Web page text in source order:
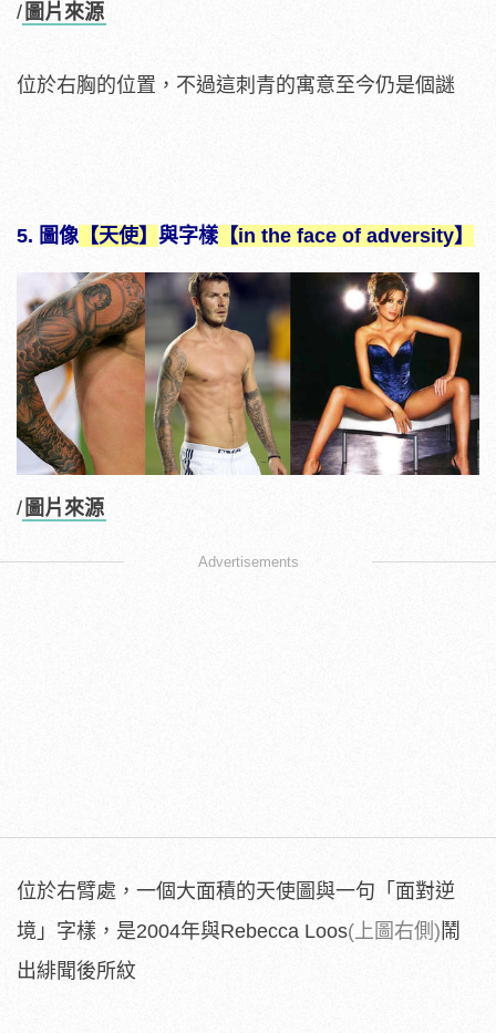
/ 圖片來源
位於右胸的位置，不過這刺青的寓意至今仍是個謎
5. 圖像 【天使】 與字樣 【in the face of adversity】
/ 圖片來源
Advertisements
位於右臂處，一個大面積的天使圖與一句「面對逆
境」字樣，是2004年與Rebecca Loos(上圖右側) 鬧
出緋聞後所紋